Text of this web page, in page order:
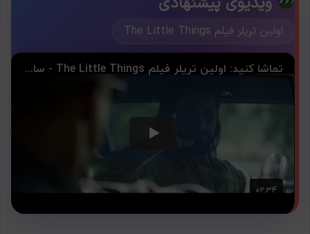
اولین تریلر فیلم The Little Things